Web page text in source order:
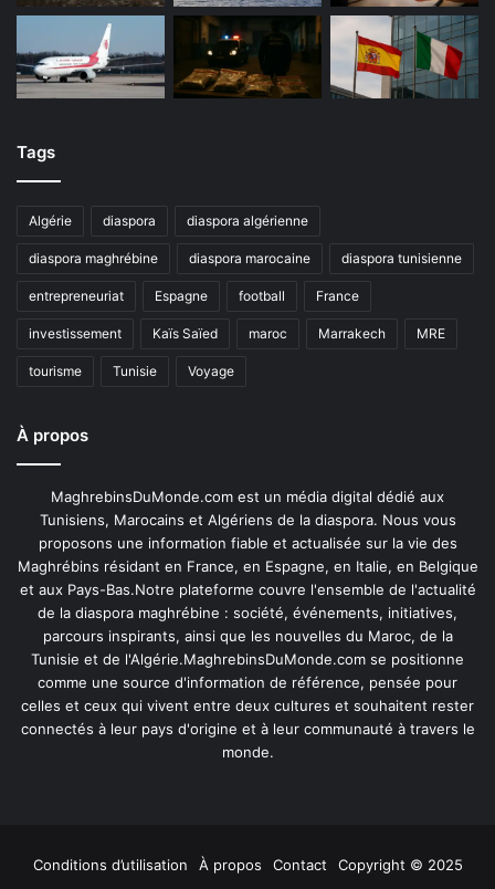
Tags
Algérie diaspora diaspora algérienne
diaspora maghrébine diaspora marocaine diaspora tunisienne
entrepreneuriat Espagne football France
investissement Kaïs Saïed maroc Marrakech MRE
tourisme Tunisie Voyage
À propos
MaghrebinsDuMonde.com est un média digital dédié aux
Tunisiens, Marocains et Algériens de la diaspora. Nous vous
proposons une information fiable et actualisée sur la vie des
Maghrébins résidant en France, en Espagne, en Italie, en Belgique
et aux Pays-Bas.Notre plateforme couvre l'ensemble de l'actualité
de la diaspora maghrébine : société, événements, initiatives,
parcours inspirants, ainsi que les nouvelles du Maroc, de la
Tunisie et de l'Algérie.MaghrebinsDuMonde.com se positionne
comme une source d'information de référence, pensée pour
celles et ceux qui vivent entre deux cultures et souhaitent rester
connectés à leur pays d'origine et à leur communauté à travers le
monde.
Conditions d’utilisation À propos Contact Copyright © 2025